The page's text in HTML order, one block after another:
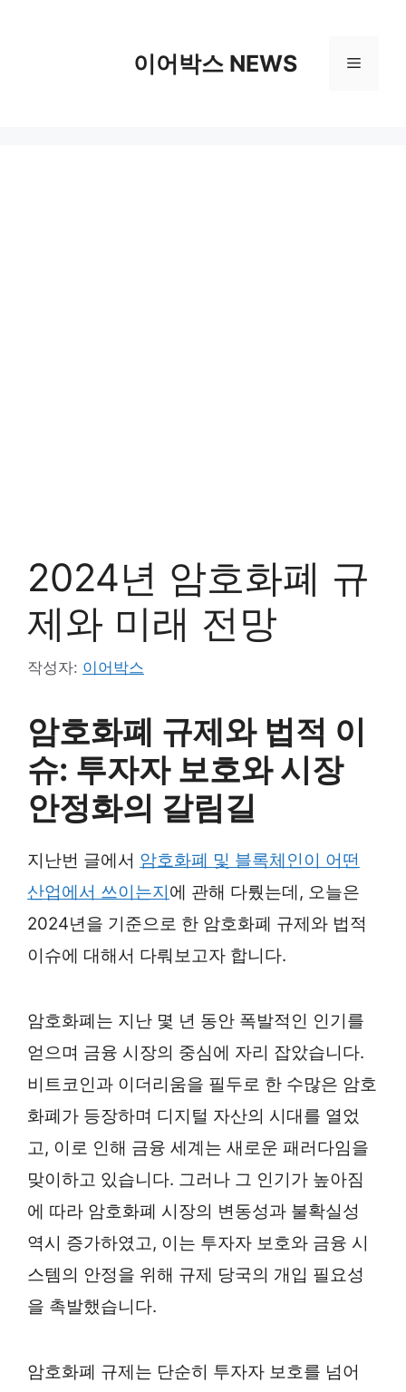
이어박스 NEWS 메
2024년 암호화폐 규
제와 미래 전망
작성자: 이어박스
암호화폐 규제와 법적 이
슈: 투자자 보호와 시장
안정화의 갈림길
지난번 글에서 암호화폐 및 블록체인이 어떤
산업에서 쓰이는지에 관해 다뤘는데, 오늘은
2024년을 기준으로 한 암호화폐 규제와 법적
이슈에 대해서 다뤄보고자 합니다.
암호화폐는 지난 몇 년 동안 폭발적인 인기를
얻으며 금융 시장의 중심에 자리 잡았습니다.
비트코인과 이더리움을 필두로 한 수많은 암호
화폐가 등장하며 디지털 자산의 시대를 열었
고, 이로 인해 금융 세계는 새로운 패러다임을
맞이하고 있습니다. 그러나 그 인기가 높아짐
에 따라 암호화폐 시장의 변동성과 불확실성
역시 증가하였고, 이는 투자자 보호와 금융 시
스템의 안정을 위해 규제 당국의 개입 필요성
을 촉발했습니다.
암호화폐 규제는 단순히 투자자 보호를 넘어